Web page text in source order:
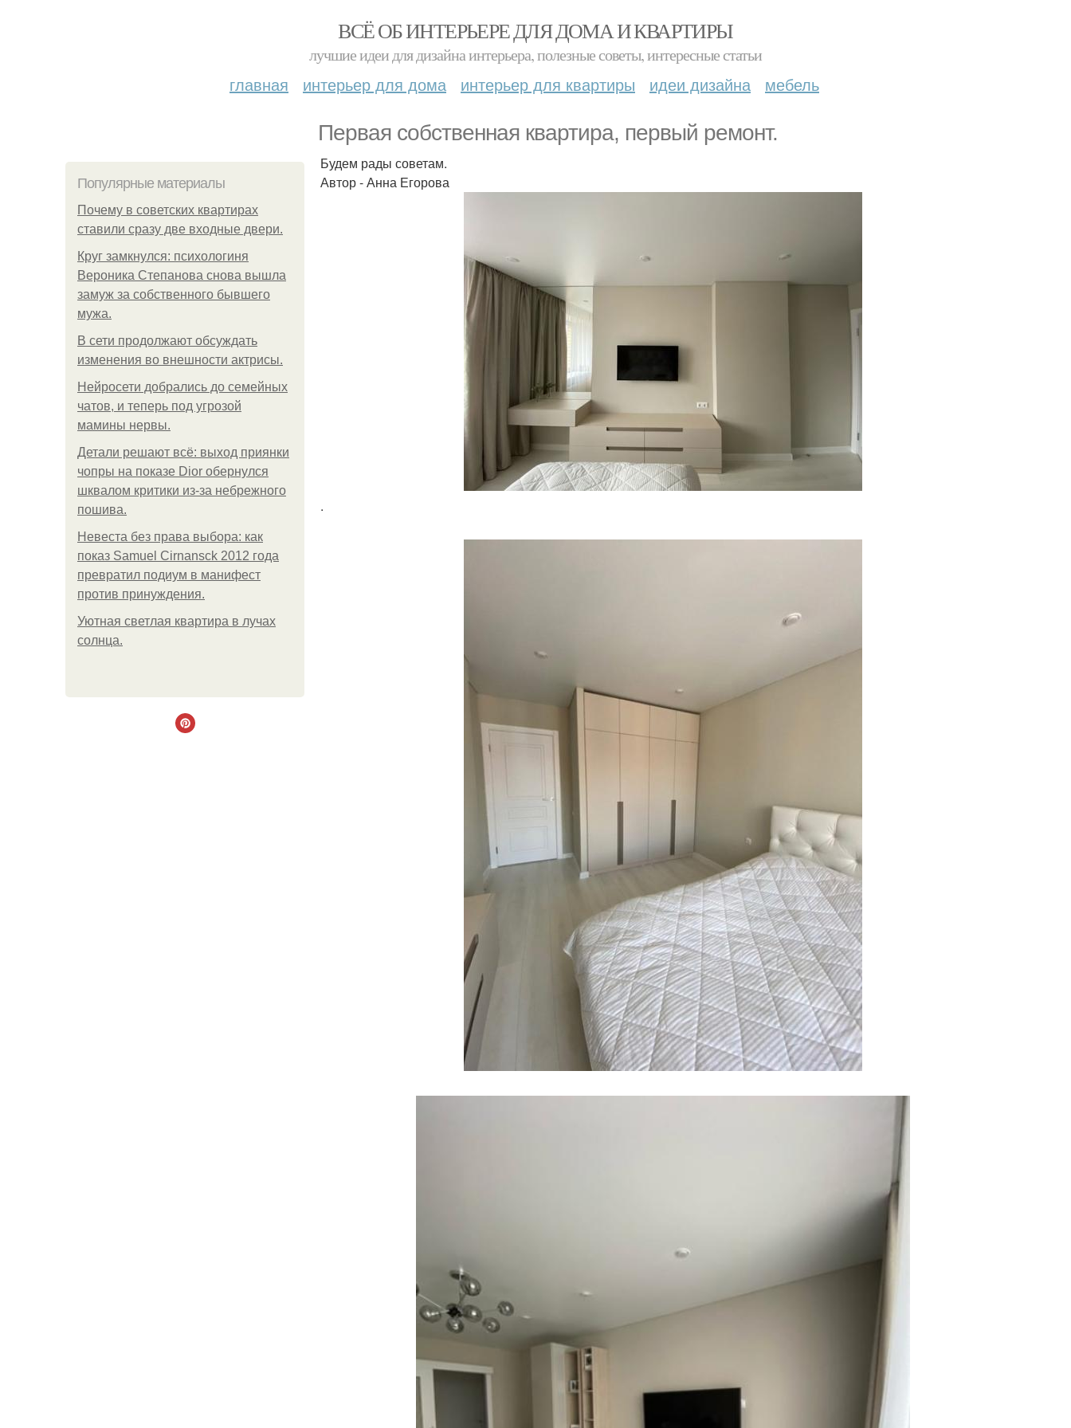
ВСЁ ОБ ИНТЕРЬЕРЕ ДЛЯ ДОМА И КВАРТИРЫ
лучшие идеи для дизайна интерьера, полезные советы, интересные статьи
главная интерьер для дома интерьер для квартиры идеи дизайна мебель
Первая собственная квартира, первый ремонт.
Популярные материалы
Почему в советских квартирах
ставили сразу две входные двери.
Круг замкнулся: психологиня
Вероника Степанова снова вышла
замуж за собственного бывшего
мужа.
В сети продолжают обсуждать
изменения во внешности актрисы.
Нейросети добрались до семейных
чатов, и теперь под угрозой
мамины нервы.
Детали решают всё: выход приянки
чопры на показе Dior обернулся
шквалом критики из-за небрежного
пошива.
Невеста без права выбора: как
показ Samuel Cirnansck 2012 года
превратил подиум в манифест
против принуждения.
Уютная светлая квартира в лучах
солнца.
Будем рады советам.
Автор - Анна Егорова
.